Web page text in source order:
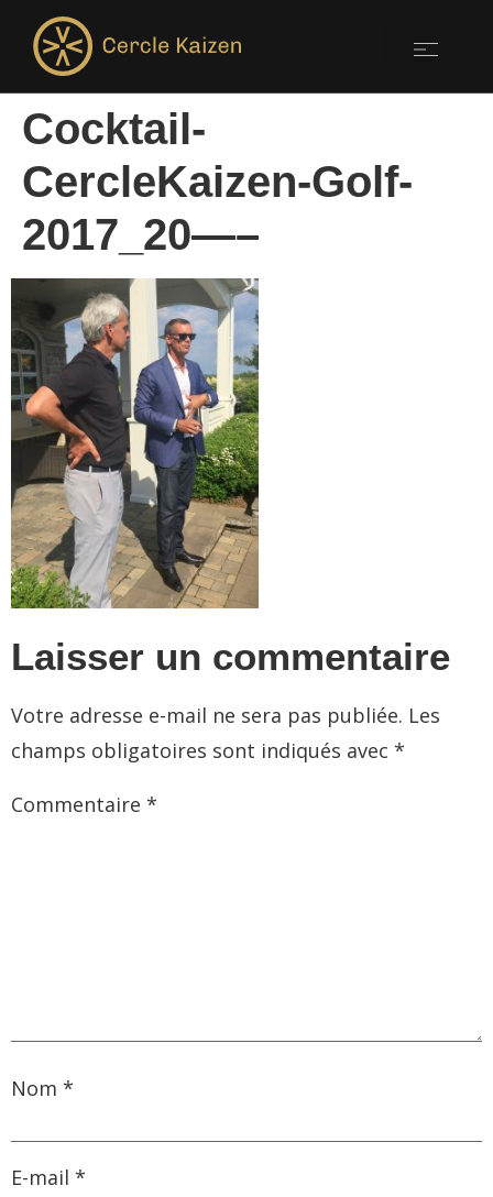
Cocktail-
CercleKaizen-Golf-
2017_20—–
Laisser un commentaire
Votre adresse e-mail ne sera pas publiée. Les
champs obligatoires sont indiqués avec *
Commentaire *
Nom *
E-mail *